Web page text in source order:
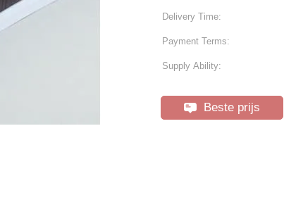
Delivery Time:
Payment Terms:
Supply Ability:
Beste prijs